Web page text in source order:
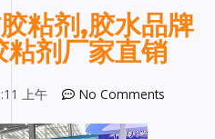
粘剂,胶水品牌
剂厂家直销
上午 No Comments